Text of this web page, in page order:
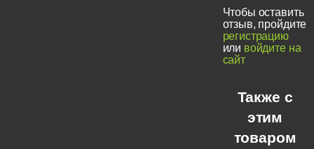
Чтобы оставить
отзыв, пройдите
регистрацию
или войдите на
сайт
Также с
этим
товаром